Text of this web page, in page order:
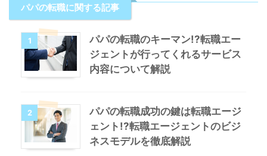
パパの転職に関する記事
1
パパの転職のキーマン!?転職エー
ジェントが行ってくれるサービス
内容について解説
2
パパの転職成功の鍵は転職エージ
ェント!?転職エージェントのビジ
ネスモデルを徹底解説